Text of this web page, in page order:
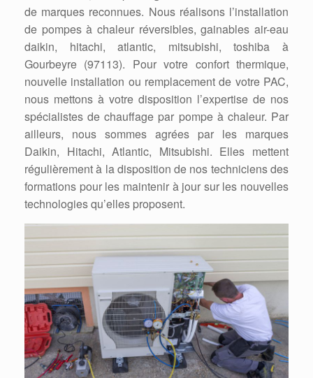
de marques reconnues. Nous réalisons l’installation
de pompes à chaleur réversibles, gainables air-eau
daikin, hitachi, atlantic, mitsubishi, toshiba à
Gourbeyre (97113). Pour votre confort thermique,
nouvelle installation ou remplacement de votre PAC,
nous mettons à votre disposition l’expertise de nos
spécialistes de chauffage par pompe à chaleur. Par
ailleurs, nous sommes agrées par les marques
Daikin, Hitachi, Atlantic, Mitsubishi. Elles mettent
régulièrement à la disposition de nos techniciens des
formations pour les maintenir à jour sur les nouvelles
technologies qu’elles proposent.